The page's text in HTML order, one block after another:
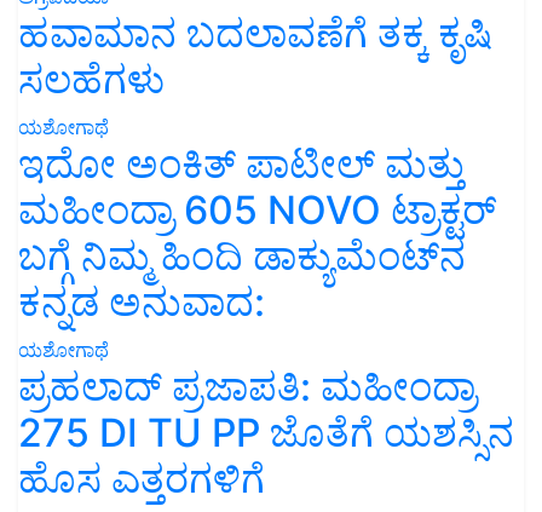
ಹವಾಮಾನ ಬದಲಾವಣೆಗೆ ತಕ್ಕ ಕೃಷಿ
ಸಲಹೆಗಳು
ಯಶೋಗಾಥೆ
ಇದೋ ಅಂಕಿತ್ ಪಾಟೀಲ್ ಮತ್ತು
ಮಹೀಂದ್ರಾ 605 NOVO ಟ್ರಾಕ್ಟರ್
ಬಗ್ಗೆ ನಿಮ್ಮ ಹಿಂದಿ ಡಾಕ್ಯುಮೆಂಟ್‌ನ
ಕನ್ನಡ ಅನುವಾದ:
ಯಶೋಗಾಥೆ
ಪ್ರಹಲಾದ್ ಪ್ರಜಾಪತಿ: ಮಹೀಂದ್ರಾ
275 DI TU PP ಜೊತೆಗೆ ಯಶಸ್ಸಿನ
ಹೊಸ ಎತ್ತರಗಳಿಗೆ